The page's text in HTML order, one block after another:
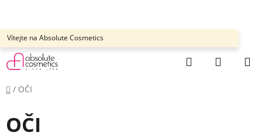
obsah
Vítejte na Absolute Cosmetics
Hledat
Domů
/ OČI
OČI